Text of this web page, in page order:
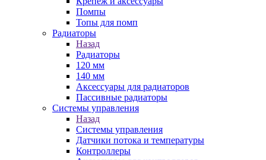
Помпы
Топы для помп
Радиаторы
Назад
Радиаторы
120 мм
140 мм
Аксессуары для радиаторов
Пассивные радиаторы
Системы управления
Назад
Системы управления
Датчики потока и температуры
Контроллеры